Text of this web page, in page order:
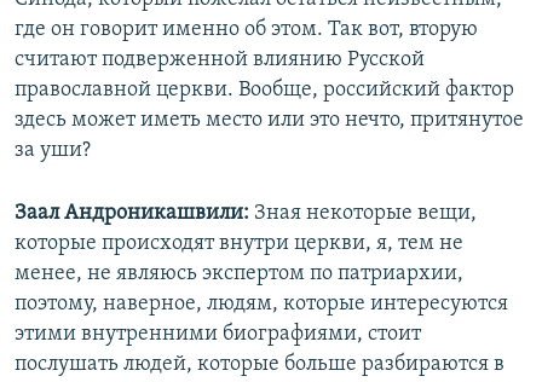
где он говорит именно об этом. Так вот, вторую
считают подверженной влиянию Русской
православной церкви. Вообще, российский фактор
здесь может иметь место или это нечто, притянутое
за уши?
Заал Андроникашвили: Зная некоторые вещи,
которые происходят внутри церкви, я, тем не
менее, не являюсь экспертом по патриархии,
поэтому, наверное, людям, которые интересуются
этими внутренними биографиями, стоит
послушать людей, которые больше разбираются в